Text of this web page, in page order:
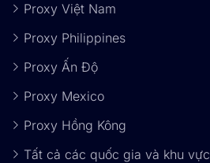
Proxy Việt Nam
Proxy Philippines
Proxy Ấn Độ
Proxy Mexico
Proxy Hồng Kông
Tất cả các quốc gia và khu vực